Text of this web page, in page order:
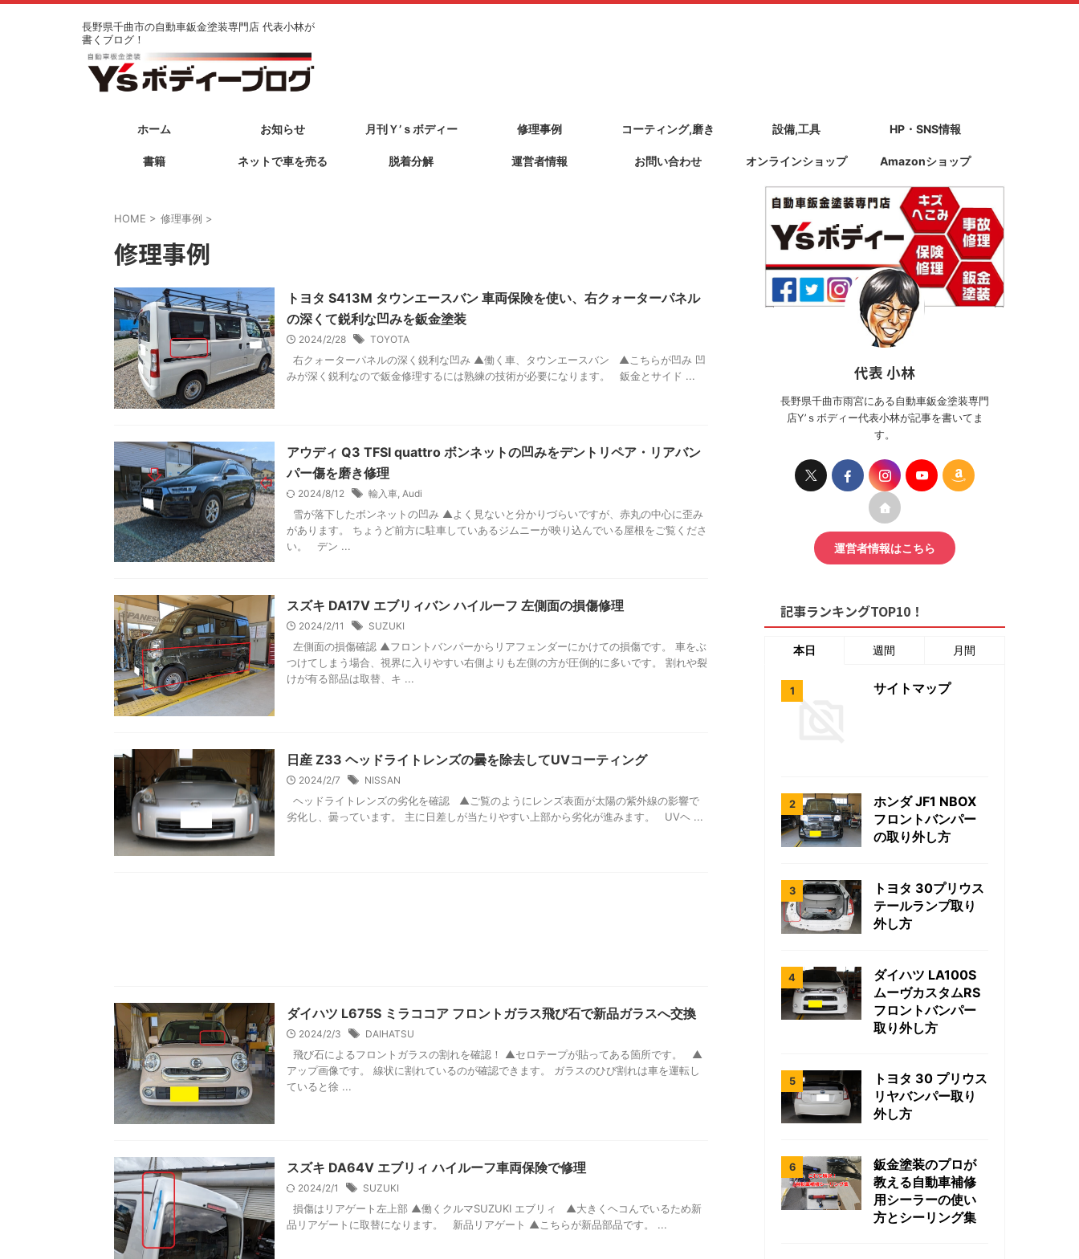
長野県千曲市の自動車鈑金塗装専門店 代表小林が
書くブログ！
ホーム お知らせ 月刊Ｙ’ｓボディー 修理事例 コーティング,磨き 設備,工具 HP・SNS情報
書籍 ネットで車を売る 脱着分解 運営者情報 お問い合わせ オンラインショップ Amazonショップ
HOME > 修理事例 >
修理事例
トヨタ S413M タウンエースバン 車両保険を使い、右クォーターパネル
の深くて鋭利な凹みを鈑金塗装
2024/2/28 TOYOTA
右クォーターパネルの深く鋭利な凹み ▲働く車、タウンエースバン ▲こちらが凹み 凹
みが深く鋭利なので鈑金修理するには熟練の技術が必要になります。 鈑金とサイド ...
アウディ Q3 TFSI quattro ボンネットの凹みをデントリペア・リアバン
パー傷を磨き修理
2024/8/12 輸入車 Audi
雪が落下したボンネットの凹み ▲よく見ないと分かりづらいですが、赤丸の中心に歪み
があります。 ちょうど前方に駐車していあるジムニーが映り込んでいる屋根をご覧くださ
い。 デン ...
スズキ DA17V エブリィバン ハイルーフ 左側面の損傷修理
2024/2/11 SUZUKI
左側面の損傷確認 ▲フロントバンパーからリアフェンダーにかけての損傷です。 車をぶ
つけてしまう場合、視界に入りやすい右側よりも左側の方が圧倒的に多いです。 割れや裂
けが有る部品は取替、キ ...
日産 Z33 ヘッドライトレンズの曇を除去してUVコーティング
2024/2/7 NISSAN
ヘッドライトレンズの劣化を確認 ▲ご覧のようにレンズ表面が太陽の紫外線の影響で
劣化し、曇っています。 主に日差しが当たりやすい上部から劣化が進みます。 UVヘ ...
ダイハツ L675S ミラココア フロントガラス飛び石で新品ガラスへ交換
2024/2/3 DAIHATSU
飛び石によるフロントガラスの割れを確認！ ▲セロテープが貼ってある箇所です。 ▲
アップ画像です。 線状に割れているのが確認できます。 ガラスのひび割れは車を運転し
ていると徐 ...
スズキ DA64V エブリィ ハイルーフ車両保険で修理
2024/2/1 SUZUKI
損傷はリアゲート左上部 ▲働くクルマSUZUKI エブリィ ▲大きくヘコんでいるため新
品リアゲートに取替になります。 新品リアゲート ▲こちらが新品部品です。 ...
代表 小林
長野県千曲市雨宮にある自動車鈑金塗装専門
店Y’ｓボディー代表小林が記事を書いてま
す。
運営者情報はこちら
記事ランキングTOP10！
本日 週間 月間
サイトマップ
ホンダ JF1 NBOX
フロントバンパー
の取り外し方
トヨタ 30プリウス
テールランプ取り
外し方
ダイハツ LA100S
ムーヴカスタムRS
フロントバンパー
取り外し方
トヨタ 30 プリウス
リヤバンパー取り
外し方
鈑金塗装のプロが
教える自動車補修
用シーラーの使い
方とシーリング集